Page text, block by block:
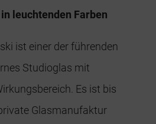
leuchtenden Farben
ist einer der führenden
Studioglas mit
Es ist bis
Glasmanufaktur